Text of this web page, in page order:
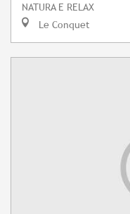
NATURA E RELAX
Le Conquet